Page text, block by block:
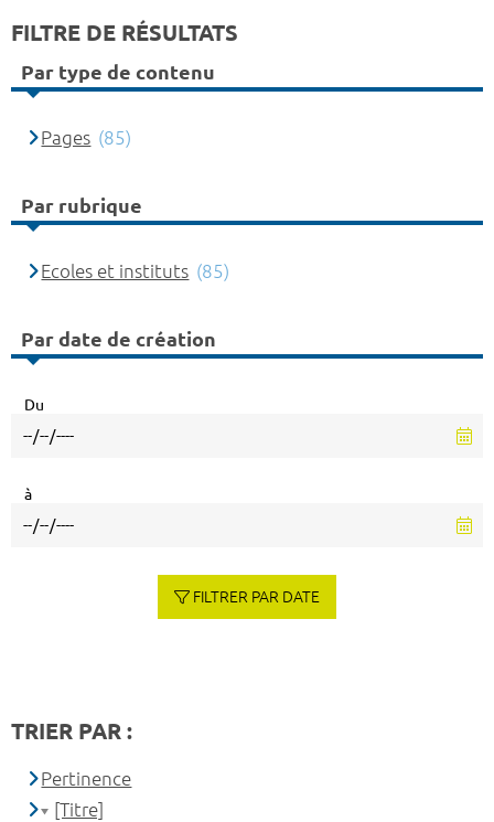
FILTRE DE RÉSULTATS
Par type de contenu
Pages (85)
Par rubrique
Ecoles et instituts (85)
Par date de création
Du
à
FILTRER PAR DATE
TRIER PAR :
Pertinence
[Titre]